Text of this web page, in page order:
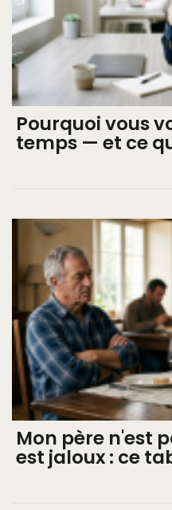
Pourquoi vous
temps — et ce
Mon père n'est
est jaloux : ce